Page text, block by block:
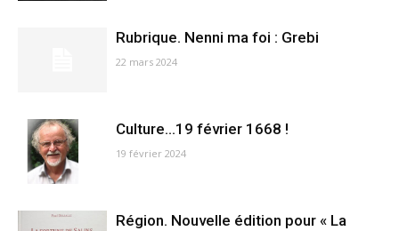
Rubrique. Nenni ma foi : Grebi
22 mars 2024
Culture…19 février 1668 !
19 février 2024
Région. Nouvelle édition pour « La